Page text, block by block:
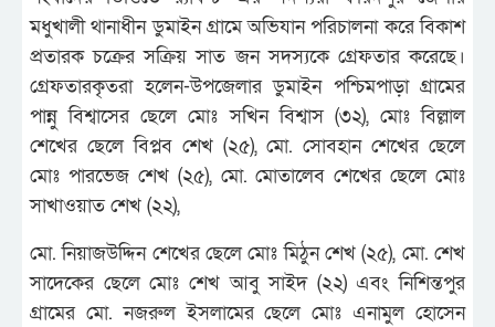
মধুখালী থানাধীন ডুমাইন গ্রামে অভিযান পরিচালনা করে বিকাশ
প্রতারক চক্রের সক্রিয় সাত জন সদস্যকে গ্রেফতার করেছে।
গ্রেফতারকৃতরা হলেন-উপজেলার ডুমাইন পশ্চিমপাড়া গ্রামের
পান্নু বিশ্বাসের ছেলে মোঃ সখিন বিশ্বাস (৩২), মোঃ বিল্লাল
শেখের ছেলে বিপ্লব শেখ (২৫), মো. সোবহান শেখের ছেলে
মোঃ পারভেজ শেখ (২৫), মো. মোতালেব শেখের ছেলে মোঃ
সাখাওয়াত শেখ (২২),
মো. নিয়াজউদ্দিন শেখের ছেলে মোঃ মিঠুন শেখ (২৫), মো. শেখ
সাদেকের ছেলে মোঃ শেখ আবু সাইদ (২২) এবং নিশিন্তপুর
গ্রামের মো. নজরুল ইসলামের ছেলে মোঃ এনামুল হোসেন